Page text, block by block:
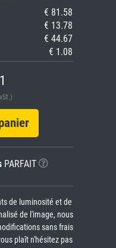
€ 81.58
€ 13.78
€ 44.67
€ 1.08
PARFAIT
de luminosité et de
de l'image, nous
sans frais
plaît n'hésitez pas